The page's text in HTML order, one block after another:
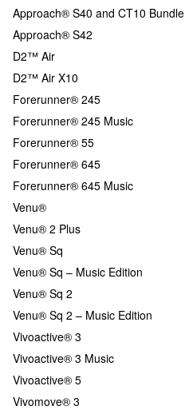
Approach® S40 and CT10 Bundle
Approach® S42
D2™ Air
D2™ Air X10
Forerunner® 245
Forerunner® 245 Music
Forerunner® 55
Forerunner® 645
Forerunner® 645 Music
Venu®
Venu® 2 Plus
Venu® Sq
Venu® Sq – Music Edition
Venu® Sq 2
Venu® Sq 2 – Music Edition
Vivoactive® 3
Vivoactive® 3 Music
Vivoactive® 5
Vivomove® 3